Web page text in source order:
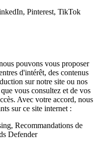
Pinterest, TikTok
pouvons vous proposer
d'intérêt, des contenus
sur notre site ou nos
vous consultez et de vos
Avec votre accord, nous
sur ce site internet :
Recommandations de
Defender